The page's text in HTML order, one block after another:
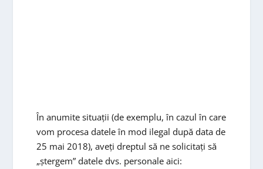
În anumite situații (de exemplu, în cazul în care
vom procesa datele în mod ilegal după data de
25 mai 2018), aveți dreptul să ne solicitați să
„ștergem” datele dvs. personale aici: